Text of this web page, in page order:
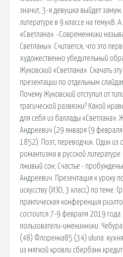
значит, 3-я девушка выйдет
литературе в 9 классе на тему«В.
«Светлана». -Современники
Светланы». Считается, что это
художественно убедительный
Жуковский «Светлана». Скачать
презентации по отдельным
Почему Жуковский отступил от
трагической развязки? Какой
для себя из баллады «Светлана».
Андреевич (29 января (9
1852). Поэт, переводчик. Один из
романтизма в русской
лживый сон; Счастье -
Андреевич. Презентация к уроку
искусству (ИЗО, 3 класс) по теме:
практическая конференция
состоится 7-9 февраля 2019
пользователи-именинники.
(48) Флоренка85 (34) uluna.
из мягкой кровли сбербанк